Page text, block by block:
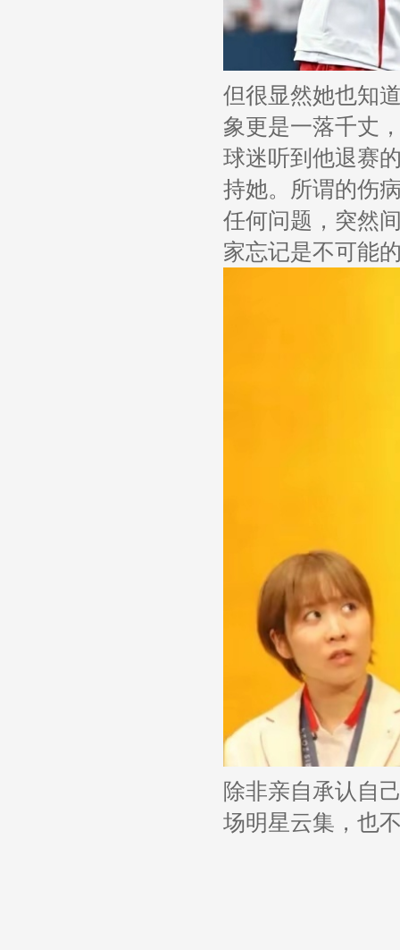
但很显然她也知
象更是一落千丈
球迷听到他退赛
持她。所谓的伤
任何问题，突然
家忘记是不可能
除非亲自承认自
场明星云集，也